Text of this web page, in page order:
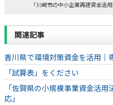
「川崎市の中小企業再建資金活
関連記事
香川県で環境対策資金を活用｜
「試算表」をください
「佐賀県の小規模事業資金活
応」